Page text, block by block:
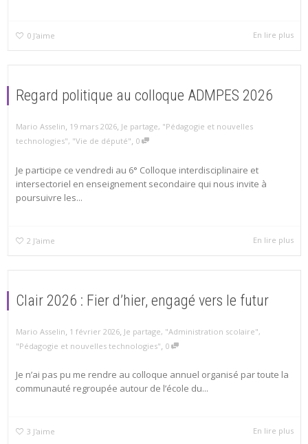
0 J'aime En lire plus
Regard politique au colloque ADMPES 2026
Mario Asselin, 19 mars 2026, Je partage, "Pédagogie et nouvelles
technologies", "Vie de député", 0
Je participe ce vendredi au 6° Colloque interdisciplinaire et
intersectoriel en enseignement secondaire qui nous invite à
poursuivre les...
2 J'aime En lire plus
Clair 2026 : Fier d’hier, engagé vers le futur
Mario Asselin 1 février 2026 Je partage, "Administration scolaire",
"Pédagogie et nouvelles technologies" 0
Je n’ai pas pu me rendre au colloque annuel organisé par toute la
communauté regroupée autour de l’école du...
3 J'aime En lire plus